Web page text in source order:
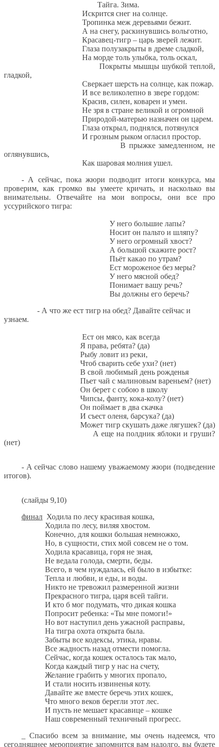
Тайга. Зима.
Искрится снег на солнце.
Тропинка меж деревьями бежит.
А на снегу, раскинувшись вольготно,
Красавец-тигр – царь зверей лежит.
Глаза полузакрыты в дреме сладкой,
На морде толь улыбка, толь оскал,
Покрыты мышцы шубкой теплой,
гладкой,
Сверкает шерсть на солнце, как пожар.
И все великолепно в звере гордом:
Красив, силен, коварен и умен.
Не зря в стране великой и огромной
Природой-матерью назначен он царем.
Глаза открыл, поднялся, потянулся
И грозным рыком огласил простор.
В прыжке замедленном, не
оглянувшись,
Как шаровая молния ушел.
- А сейчас, пока жюри подводит итоги конкурса, мы
проверим, как громко вы умеете кричать, и насколько вы
внимательны. Отвечайте на мои вопросы, они все про
уссурийского тигра:
У него большие лапы?
Носит он пальто и шляпу?
У него огромный хвост?
А большой скажите рост?
Пьёт какао по утрам?
Ест мороженое без меры?
У него мясной обед?
Понимает вашу речь?
Вы должны его беречь?
- А что же ест тигр на обед? Давайте сейчас и
узнаем.
Ест он мясо, как всегда
Я права, ребята? (да)
Рыбу ловит из реки,
Чтоб сварить себе ухи? (нет)
В свой любимый день рожденья
Пьет чай с малиновым вареньем? (нет)
Он берет с собою в школу
Чипсы, фанту, кока-колу? (нет)
Он поймает в два скачка
И съест оленя, барсука? (да)
Может тигр скушать даже лягушек? (да)
А еще на полдник яблоки и груши?
(нет)
- А сейчас слово нашему уважаемому жюри (подведение
итогов).
(слайды 9,10)
финал Ходила по лесу красивая кошка,
Ходила по лесу, виляя хвостом.
Конечно, для кошки большая немножко,
Но, в сущности, стих мой совсем не о том.
Ходила красавица, горя не зная,
Не ведала голода, смерти, беды.
Всего, в чем нуждалась, ей было в избытке:
Тепла и любви, и еды, и воды.
Никто не тревожил размеренной жизни
Прекрасного тигра, царя всей тайги.
И кто б мог подумать, что дикая кошка
Попросит ребенка: «Ты мне помоги!»
Но вот наступил день ужасной расправы,
На тигра охота открыта была.
Забыты все кодексы, этика, нравы.
Все жадность назад отмести помогла.
Сейчас, когда кошек осталось так мало,
Когда каждый тигр у нас на счету,
Желание грабить у многих пропало,
И стали носить извиненья коту.
Давайте же вместе беречь этих кошек,
Что много веков берегли этот лес.
И пусть не мешает красавице – кошке
Наш современный техничный прогресс.
_ Спасибо всем за внимание, мы очень надеемся, что
сегодняшнее мероприятие запомнится вам надолго, вы будете